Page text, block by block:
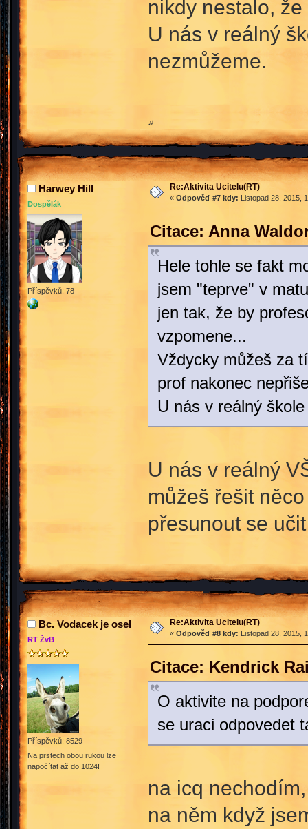
nikdy nestalo,
U nás v reálný
nezmůžeme.
♫
Harwey Hill
Dospělák
Příspěvků: 78
Re:Aktivita Ucitelu(RT)
« Odpověď #7 kdy: Listopad 28, 2015,
Citace: Anna
Hele tohle se fakt
jsem "teprve" v
jen tak, že by
vzpomene...
Vždycky můžeš za
prof nakonec
U nás v reálný
U nás v reálný
můžeš řešit
přesunout se
Bc. Vodacek je osel
RT ŽvB
Příspěvků: 8529
Na prstech obou rukou lze
napočítat až do 1024!
Re:Aktivita Ucitelu(RT)
« Odpověď #8 kdy: Listopad 28, 2015,
Citace: Kendrick
O aktivite na
se uraci odpovedet
na icq
na něm když